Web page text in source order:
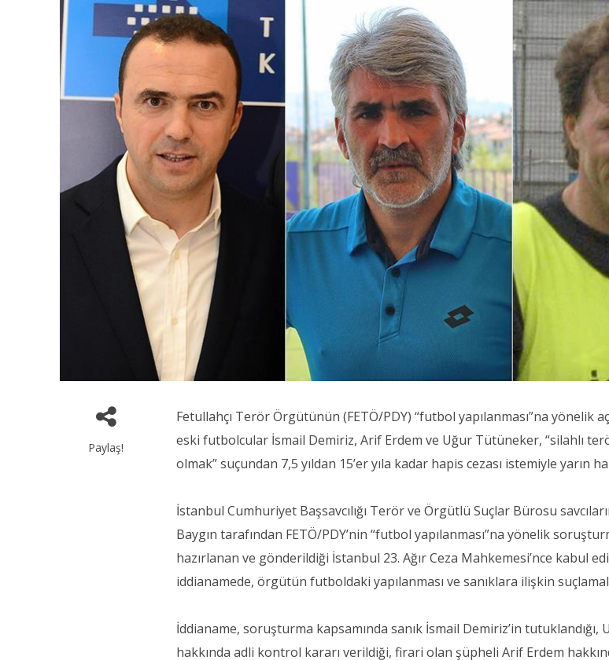
Paylaş!
Fetullahçı Terör Örgütünün (FETÖ/PDY) “futbol yapılanması”na yönelik
eski futbolcular İsmail Demiriz, Arif Erdem ve Uğur Tütüneker, “silahlı
olmak” suçundan 7,5 yıldan 15’er yıla kadar hapis cezası istemiyle yarın
İstanbul Cumhuriyet Başsavcılığı Terör ve Örgütlü Suçlar Bürosu
Baygın tarafından FETÖ/PDY’nin “futbol yapılanması”na yönelik
hazırlanan ve gönderildiği İstanbul 23. Ağır Ceza Mahkemesi’nce kabul
iddianamede, örgütün futboldaki yapılanması ve sanıklara ilişkin
İddianame, soruşturma kapsamında sanık İsmail Demiriz’in
hakkında adli kontrol kararı verildiği, firari olan şüpheli Arif Erdem